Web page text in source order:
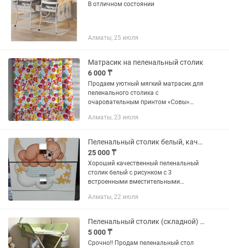
В отличном состоянии
Алматы, 25 июля
Матрасик на пеленальный столик
6 000 ₸
Продаем уютный мягкий матрасик для
пеленального столика с
очаровательным принтом «Совы»
— малышу приятно лежать, а
крохой. Можно...
Алматы, 23 июля
Пеленальный столик белый, качестветвенный
25 000 ₸
Хороший качественный пеленальный
столик белый с рисунком с 3
встроенными вместительными
подходит и в ванную, и в комнату в
качестве....
Алматы, 22 июля
Пеленальный столик (складной) и кокон
5 000 ₸
Срочно!! Продам пеленальный стол